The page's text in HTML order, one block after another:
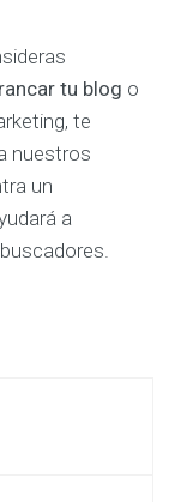
tu blog o
te
nuestros
un
a